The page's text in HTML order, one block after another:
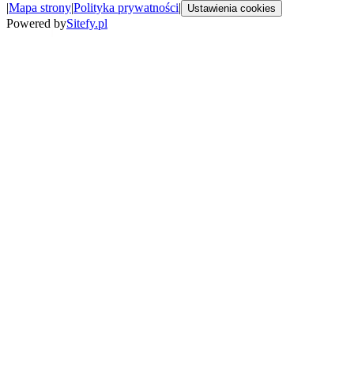
|Mapa strony|Polityka prywatności| Ustawienia cookies
Powered bySitefy.pl